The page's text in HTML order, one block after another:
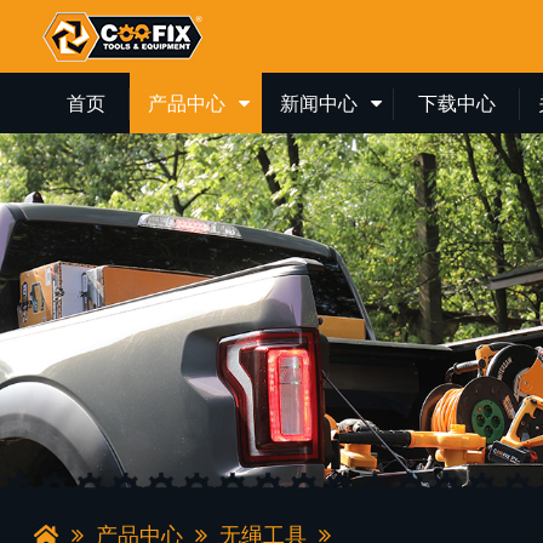
首页 产品中心 新闻中心 下载中心
产品中心 无绳工具